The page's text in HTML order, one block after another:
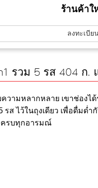
ร้านค้าใ
ลงทะเบีย
รวม 5 รส 404 ก.
วามหลากหลาย เขาช่องไ
รส ไว้ในถุงเดียว เพื่อดื่มด่
ครบทุกอารมณ์